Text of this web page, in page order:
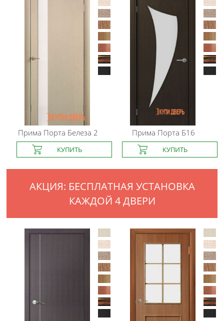
Прима Порта Белеза 2 Прима Порта Б16
АКЦИЯ: БЕСПЛАТНАЯ УСТАНОВКА
КАЖДОЙ 4 ДВЕРИ